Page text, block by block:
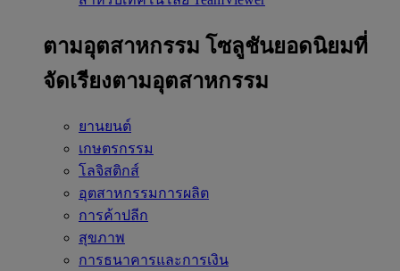
ตามอุตสาหกรรม โซลูชันยอดนิยมที่
จัดเรียงตามอุตสาหกรรม
ยานยนต์
เกษตรกรรม
โลจิสติกส์
อุตสาหกรรมการผลิต
การค้าปลีก
สุขภาพ
การธนาคารและการเงิน